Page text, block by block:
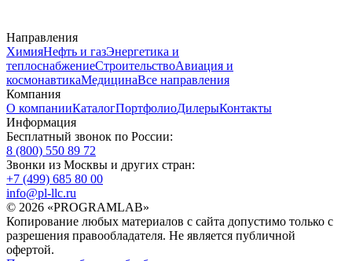
Направления
ХимияНефть и газЭнергетика и
теплоснабжениеСтроительствоАвиация и
космонавтикаМедицинаВсе направления
Компания
О компанииКаталогПортфолиоДилерыКонтакты
Информация
Бесплатный звонок по России:
8 (800) 550 89 72
Звонки из Москвы и других стран:
+7 (499) 685 80 00
info@pl-llc.ru
© 2026 «PROGRAMLAB»
Копирование любых материалов с сайта допустимо только с
разрешения правообладателя. Не является публичной
офертой.